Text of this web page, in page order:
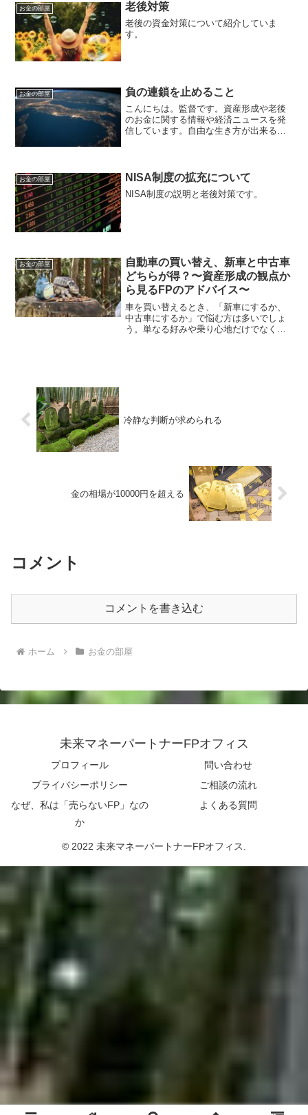
お金の部屋 老後対策
老後の資金対策について紹介していま
す。
お金の部屋 負の連鎖を止めること
こんにちは。監督です。資産形成や老後
のお金に関する情報や経済ニュースを発
信しています。自由な生き方が出来るよ
状態になっています。こ...
お金の部屋 NISA制度の拡充について
NISA制度の説明と老後対策です。
お金の部屋
自動車の買い替え、新車と中古車
どちらが得？〜資産形成の観点か
ら見るFPのアドバイス〜
車を買い替えるとき、「新車にするか、
中古車にするか」で悩む方は多いでしょ
う。単なる好みや乗り心地だけでなく、
冷静な判断が求められる
金の相場が10000円を超える
コメント
コメントを書き込む
ホーム お金の部屋
未来マネーパートナーFPオフィス
プロフィール
問い合わせ
プライバシーポリシー
ご相談の流れ
なぜ、私は「売らないFP」なの
か
よくある質問
© 2022 未来マネーパートナーFPオフィス.